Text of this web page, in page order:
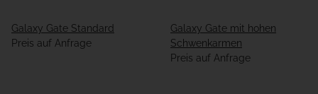
Galaxy Gate Standard
Preis auf Anfrage
Galaxy Gate mit hohen
Schwenkarmen
Preis auf Anfrage